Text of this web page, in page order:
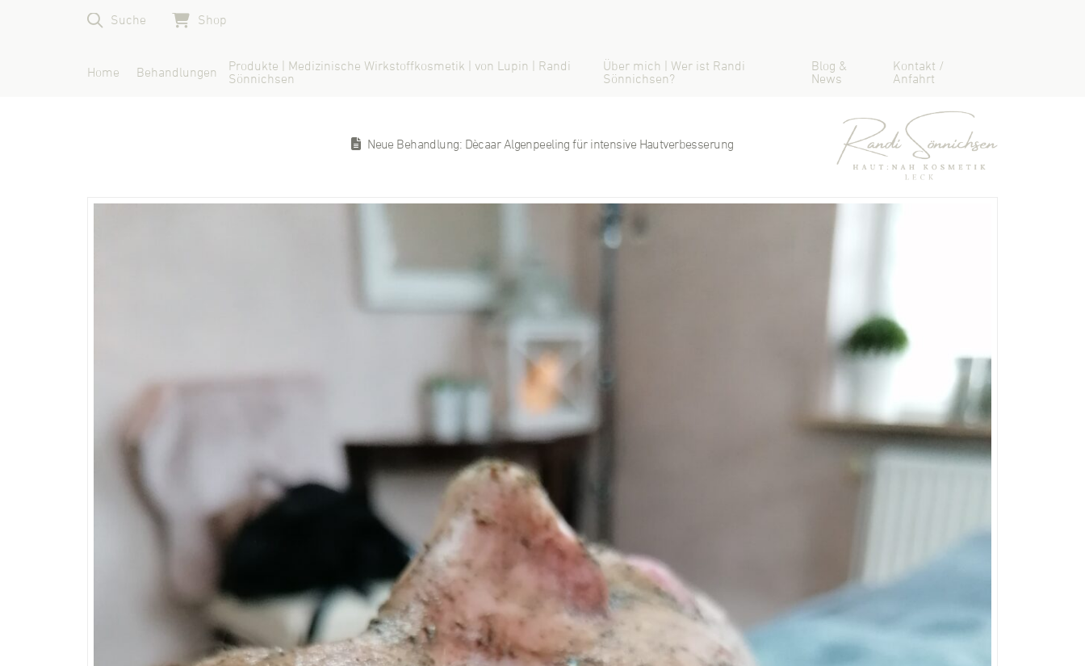
Suche Shop
Home Behandlungen
Produkte | Medizinische Wirkstoffkosmetik | von Lupin | Randi
Sönnichsen
Über mich | Wer ist Randi
Sönnichsen?
Blog &
News
Kontakt /
Anfahrt
Neue Behandlung: Dècaar Algenpeeling für intensive Hautverbesserung